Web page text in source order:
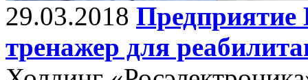
29.03.2018 Предприятие
тренажер для